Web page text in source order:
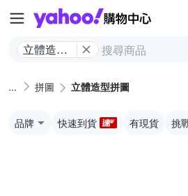
立體造型
拼圖 立體造型拼圖
品牌 快速到貨 有現貨 挑